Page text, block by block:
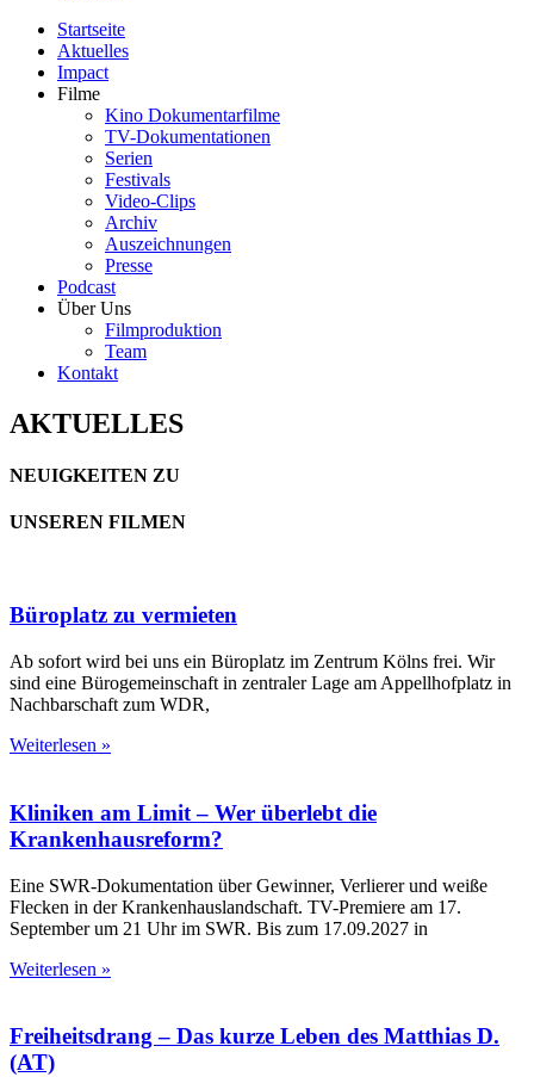
Startseite
Aktuelles
Impact
Filme
Kino Dokumentarfilme
TV-Dokumentationen
Serien
Festivals
Video-Clips
Archiv
Auszeichnungen
Presse
Podcast
Über Uns
Filmproduktion
Team
Kontakt
AKTUELLES
NEUIGKEITEN ZU
UNSEREN FILMEN
Büroplatz zu vermieten
Ab sofort wird bei uns ein Büroplatz im Zentrum Kölns frei. Wir
sind eine Bürogemeinschaft in zentraler Lage am Appellhofplatz in
Nachbarschaft zum WDR,
Weiterlesen »
Kliniken am Limit – Wer überlebt die
Krankenhausreform?
Eine SWR-Dokumentation über Gewinner, Verlierer und weiße
Flecken in der Krankenhauslandschaft. TV-Premiere am 17.
September um 21 Uhr im SWR. Bis zum 17.09.2027 in
Weiterlesen »
Freiheitsdrang – Das kurze Leben des Matthias D.
(AT)